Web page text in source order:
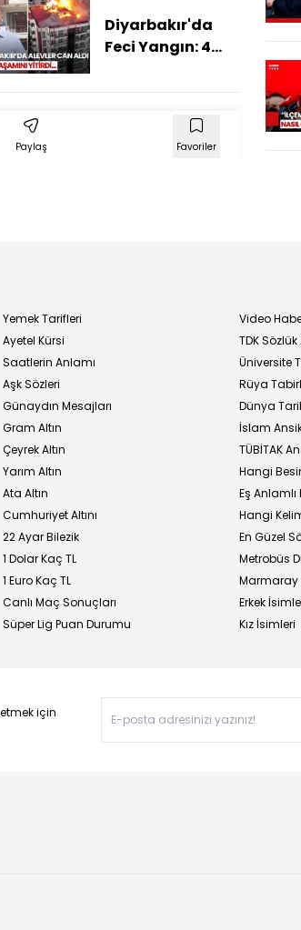
Diyarbakır'da
Feci Yangın: 4
Kaybetti,
Paylaş Favoriler
Yemek Tarifleri
Ayetel Kürsi
Saatlerin Anlamı
Aşk Sözleri
Günaydın Mesajları
Gram Altın
Çeyrek Altın
Yarım Altın
Ata Altın
Cumhuriyet Altını
22 Ayar Bilezik
1 Dolar Kaç TL
1 Euro Kaç TL
Canlı Maç Sonuçları
Süper Lig Puan Durumu
Video
TDK
Üniversite
Rüya
Dünya
İslam
TÜBİTAK
Hangi
Eş
Hangi
En Güzel
Metrobüs
Marmaray
Erkek
Kız İsimleri
için